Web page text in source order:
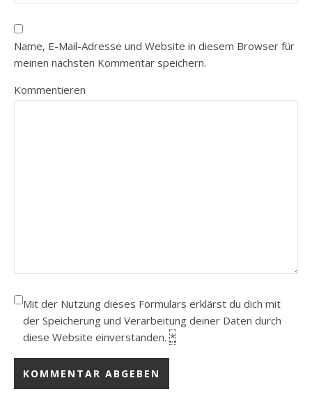
Name, E-Mail-Adresse und Website in diesem Browser für
meinen nächsten Kommentar speichern.
Kommentieren
Mit der Nutzung dieses Formulars erklärst du dich mit
der Speicherung und Verarbeitung deiner Daten durch
diese Website einverstanden. *